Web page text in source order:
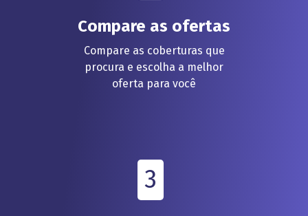
Compare as ofertas
Compare as coberturas que
procura e escolha a melhor
oferta para você
3